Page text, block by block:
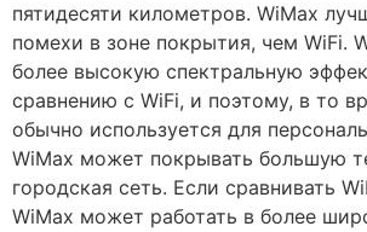
пятидесяти километров. WiMax
помехи в зоне покрытия, чем WiFi.
более высокую спектральную
сравнению с WiFi, и поэтому, в то
обычно используется для
WiMax может покрывать большую
городская сеть. Если сравнивать
WiMax может работать в более